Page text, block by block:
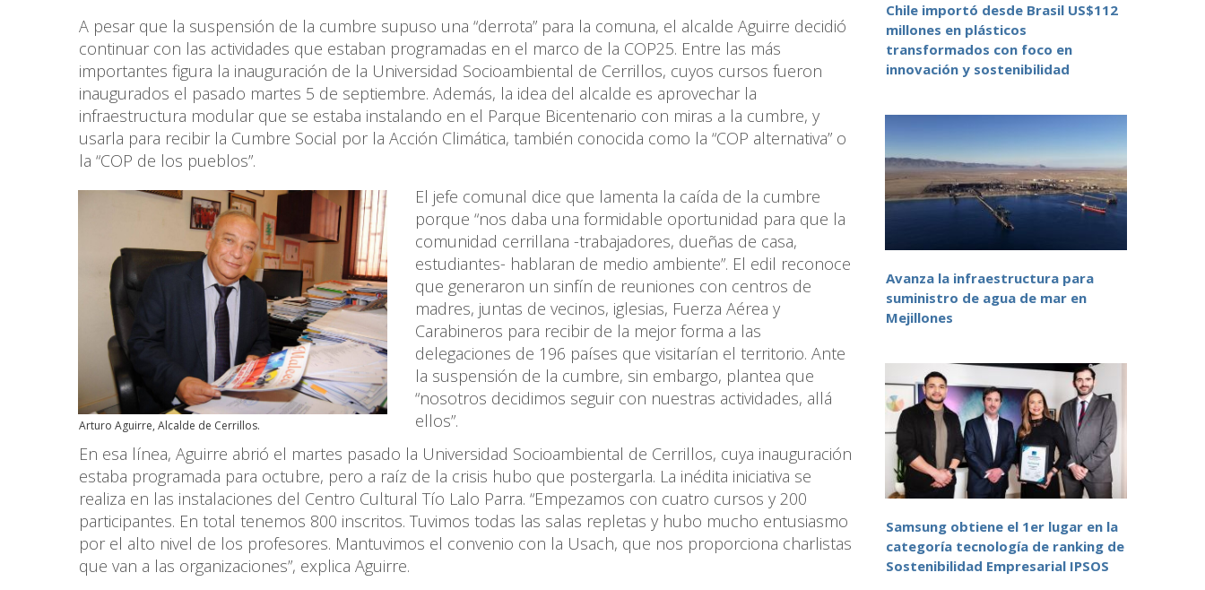
A pesar que la suspensión de la cumbre supuso una “derrota” para la comuna, el alcalde Aguirre decidió
continuar con las actividades que estaban programadas en el marco de la COP25. Entre las más
importantes figura la inauguración de la Universidad Socioambiental de Cerrillos, cuyos cursos fueron
inaugurados el pasado martes 5 de septiembre. Además, la idea del alcalde es aprovechar la
infraestructura modular que se estaba instalando en el Parque Bicentenario con miras a la cumbre, y
usarla para recibir la Cumbre Social por la Acción Climática, también conocida como la “COP alternativa” o
la “COP de los pueblos”.
Arturo Aguirre, Alcalde de Cerrillos.
El jefe comunal dice que lamenta la caída de la cumbre
porque “nos daba una formidable oportunidad para que la
comunidad cerrillana -trabajadores, dueñas de casa,
estudiantes- hablaran de medio ambiente”. El edil reconoce
que generaron un sinfín de reuniones con centros de
madres, juntas de vecinos, iglesias, Fuerza Aérea y
Carabineros para recibir de la mejor forma a las
delegaciones de 196 países que visitarían el territorio. Ante
la suspensión de la cumbre, sin embargo, plantea que
“nosotros decidimos seguir con nuestras actividades, allá
ellos”.
En esa línea, Aguirre abrió el martes pasado la Universidad Socioambiental de Cerrillos, cuya inauguración
estaba programada para octubre, pero a raíz de la crisis hubo que postergarla. La inédita iniciativa se
realiza en las instalaciones del Centro Cultural Tío Lalo Parra. “Empezamos con cuatro cursos y 200
participantes. En total tenemos 800 inscritos. Tuvimos todas las salas repletas y hubo mucho entusiasmo
por el alto nivel de los profesores. Mantuvimos el convenio con la Usach, que nos proporciona charlistas
que van a las organizaciones”, explica Aguirre.
Chile importó desde Brasil US$112
millones en plásticos
transformados con foco en
innovación y sostenibilidad
Avanza la infraestructura para
suministro de agua de mar en
Mejillones
Samsung obtiene el 1er lugar en la
categoría tecnología de ranking de
Sostenibilidad Empresarial IPSOS